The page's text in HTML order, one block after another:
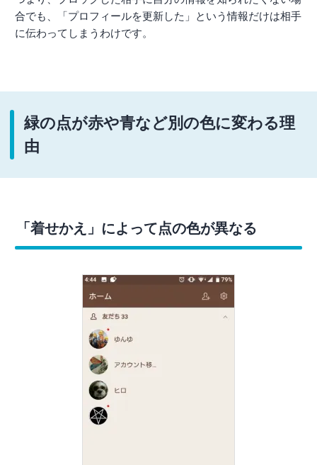
合でも、「プロフィールを更新した」という情報だけは相手
に伝わってしまうわけです。
緑の点が赤や青など別の色に変わる理
由
「着せかえ」によって点の色が異なる